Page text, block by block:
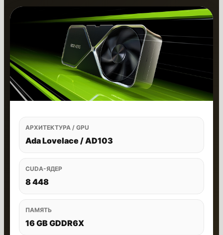
АРХИТЕКТУРА / GPU
Ada Lovelace / AD103
CUDA-ЯДЕР
8 448
ПАМЯТЬ
16 GB GDDR6X